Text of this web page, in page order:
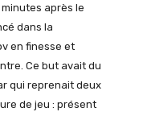
après le
dans la
en finesse et
Ce but avait du
qui reprenait deux
de jeu : présent